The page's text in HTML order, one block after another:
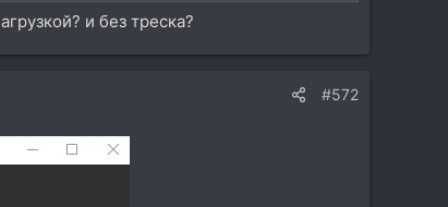
и без треска?
#572